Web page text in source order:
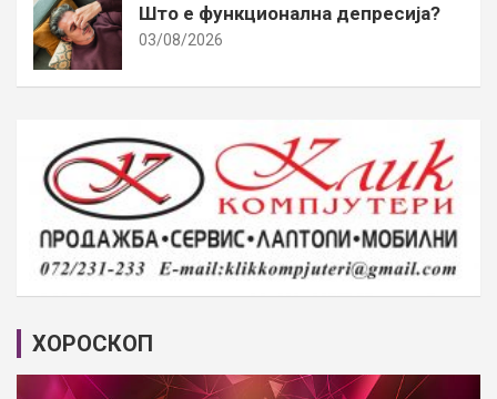
Што е функционална депресија?
03/08/2026
ХОРОСКОП